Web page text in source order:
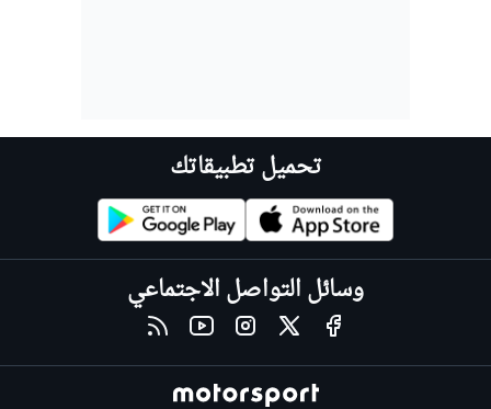
تحميل تطبيقاتك
وسائل التواصل الاجتماعي